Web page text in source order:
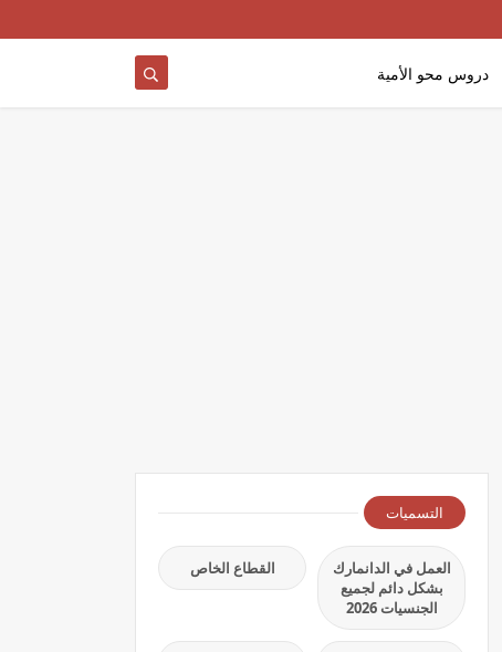
دروس محو الأمية
التسميات
العمل في الدانمارك
بشكل دائم لجميع
الجنسيات 2026
القطاع الخاص